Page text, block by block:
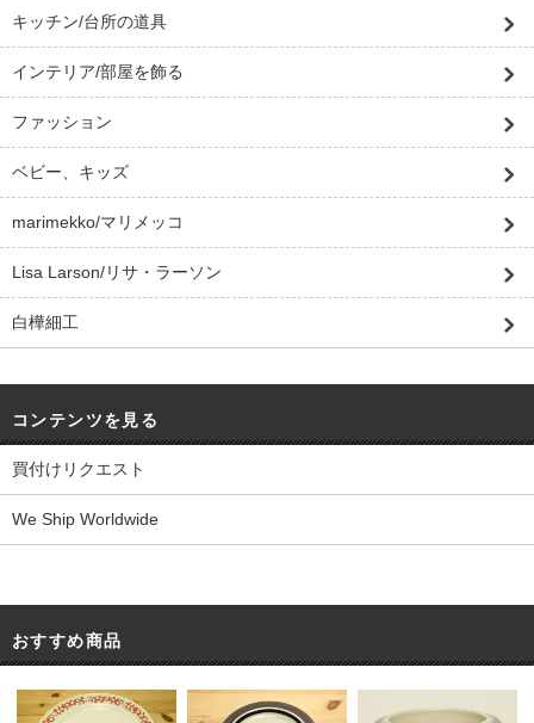
キッチン/台所の道具
インテリア/部屋を飾る
ファッション
ベビー、キッズ
marimekko/マリメッコ
Lisa Larson/リサ・ラーソン
白樺細工
コンテンツを見る
買付けリクエスト
We Ship Worldwide
おすすめ商品